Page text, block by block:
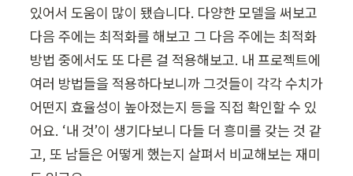
있어서 도움이 많이 됐습니다. 다양한 모델을 써보고
다음 주에는 최적화를 해보고 그 다음 주에는 최적화
방법 중에서도 또 다른 걸 적용해보고. 내 프로젝트에
여러 방법들을 적용하다보니까 그것들이 각각 수치가
어떤지 효율성이 높아졌는지 등을 직접 확인할 수 있
어요. ‘내 것’이 생기다보니 다들 더 흥미를 갖는 것 같
고, 또 남들은 어떻게 했는지 살펴서 비교해보는 재미